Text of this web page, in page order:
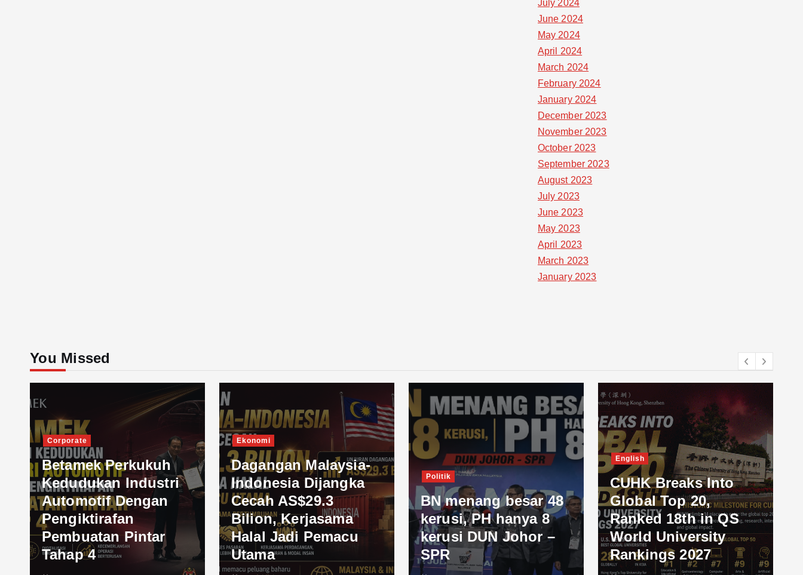
July 2024
June 2024
May 2024
April 2024
March 2024
February 2024
January 2024
December 2023
November 2023
October 2023
September 2023
August 2023
July 2023
June 2023
May 2023
April 2023
March 2023
January 2023
You Missed
Corporate
Betamek Perkukuh
Kedudukan Industri
Automotif Dengan
Pengiktirafan
Pembuatan Pintar
Tahap 4
Ekonomi
Dagangan Malaysia-
Indonesia Dijangka
Cecah AS$29.3
Bilion, Kerjasama
Halal Jadi Pemacu
Utama
Politik
BN menang besar 48
kerusi, PH hanya 8
kerusi DUN Johor –
SPR
English
CUHK Breaks Into
Global Top 20,
Ranked 18th in QS
World University
Rankings 2027